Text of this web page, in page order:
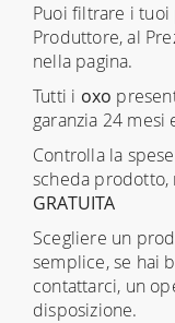
Puoi filtrare i
Produttore, al
nella pagina.
Tutti i oxo
garanzia 24
Controlla la
scheda
GRATUITA
Scegliere un
semplice, se hai
contattarci, un
disposizione.